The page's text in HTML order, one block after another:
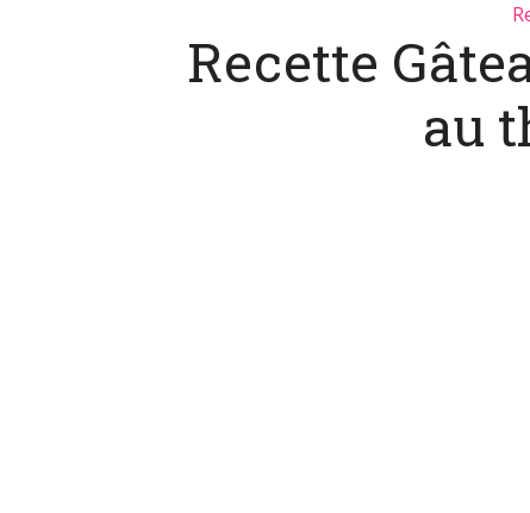
Recette
au